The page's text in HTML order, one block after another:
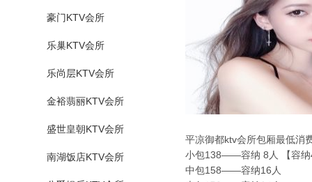
豪门KTV会所
乐巢KTV会所
乐尚层KTV会所
金裕翡丽KTV会所
盛世皇朝KTV会所
南湖饭店KTV会所
平凉御都ktv会所包厢最低消
小包138——容纳 8人 【容纳
中包158——容纳16人